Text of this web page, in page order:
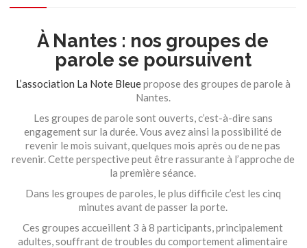
À Nantes : nos groupes de
parole se poursuivent
L’association La Note Bleuepropose des groupes de parole à
Nantes.
Les groupes de parole sont ouverts, c’est-à-dire sans
engagement sur la durée. Vous avez ainsi la possibilité de
revenir le mois suivant, quelques mois après ou de ne pas
revenir. Cette perspective peut être rassurante à l’approche de
la première séance.
Dans les groupes de paroles, le plus difficile c’est les cinq
minutes avant de passer la porte.
Ces groupes accueillent 3 à 8 participants, principalement
adultes, souffrant de troubles du comportement alimentaire